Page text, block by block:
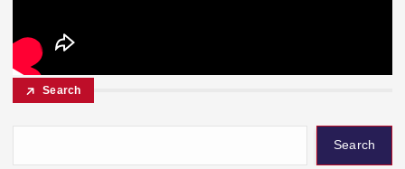
Search
Search